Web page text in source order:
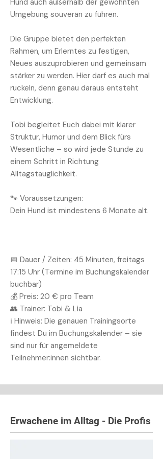
Hund auch außerhalb der gewohnten
Umgebung souverän zu führen.
Die Gruppe bietet den perfekten
Rahmen, um Erlerntes zu festigen,
Neues auszuprobieren und gemeinsam
stärker zu werden. Hier darf es auch mal
ruckeln, denn genau daraus entsteht
Entwicklung.
Tobi begleitet Euch dabei mit klarer
Struktur, Humor und dem Blick fürs
Wesentliche – so wird jede Stunde zu
einem Schritt in Richtung
Alltagstauglichkeit.
🐾 Voraussetzungen:
Dein Hund ist mindestens 6 Monate alt.
📅 Dauer / Zeiten: 45 Minuten, freitags
17:15 Uhr (Termine im Buchungskalender
buchbar)
💰 Preis: 20 € pro Team
👥 Trainer: Tobi & Lia
ℹ️ Hinweis: Die genauen Trainingsorte
findest Du im Buchungskalender – sie
sind nur für angemeldete
Teilnehmer:innen sichtbar.
Erwachene im Alltag - Die Profis